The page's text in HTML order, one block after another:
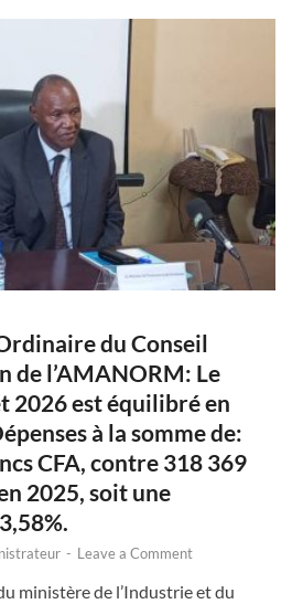
du Conseil
de l’AMANORM: Le
2026 est équilibré en
à la somme de:
CFA, contre 318 369
2025, soit une
- Leave a Comment
ministère de l’Industrie et du